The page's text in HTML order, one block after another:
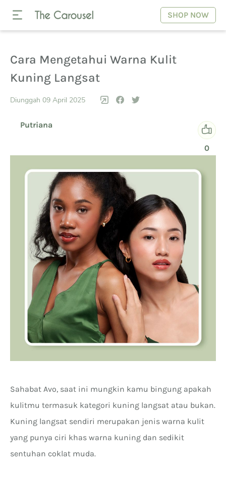
SHOP NOW
Cara Mengetahui Warna Kulit
Kuning Langsat
Diunggah 09 April 2025
Putriana
0
Sahabat Avo, saat ini mungkin kamu bingung apakah
kulitmu termasuk kategori kuning langsat atau bukan.
Kuning langsat sendiri merupakan jenis warna kulit
yang punya ciri khas warna kuning dan sedikit
sentuhan coklat muda.